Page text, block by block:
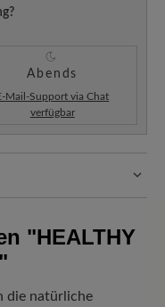
Abends
Mail-Support via Chat
verfügbar
Bestellung unser Lager in
Sie genau
"HEALTHY
die natürliche